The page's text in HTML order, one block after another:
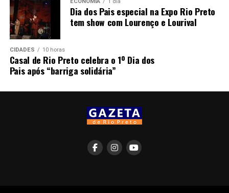
Dia dos Pais especial na Expo Rio Preto
tem show com Lourenço e Lourival
CIDADES 10 horas
Casal de Rio Preto celebra o 1º Dia dos
Pais após “barriga solidária”